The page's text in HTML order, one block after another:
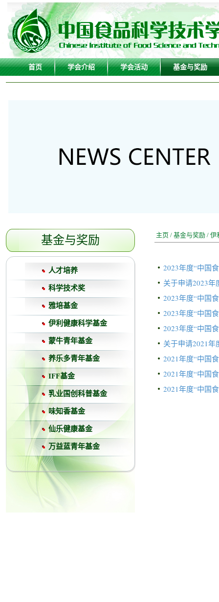
首页 学会介绍 学会活动 基金与奖励
基金与奖励
人才培养
科学技术奖
雅培基金
伊利健康科学基金
蒙牛青年基金
养乐多青年基金
IFF基金
乳业国创科普基金
味知香基金
仙乐健康基金
万益蓝青年基金
主页 / 基金与奖励 / 伊
2023年度“中国
关于申请2023
2023年度“中国
2023年度“中国
2023年度“中国
关于申请2021
2021年度“中国
2021年度“中国
2021年度“中国